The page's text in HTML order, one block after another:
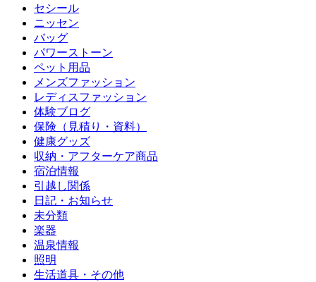
セシール
ニッセン
バッグ
パワーストーン
ペット用品
メンズファッション
レディスファッション
体験ブログ
保険（見積り・資料）
健康グッズ
収納・アフターケア商品
宿泊情報
引越し関係
日記・お知らせ
未分類
楽器
温泉情報
照明
生活道具・その他